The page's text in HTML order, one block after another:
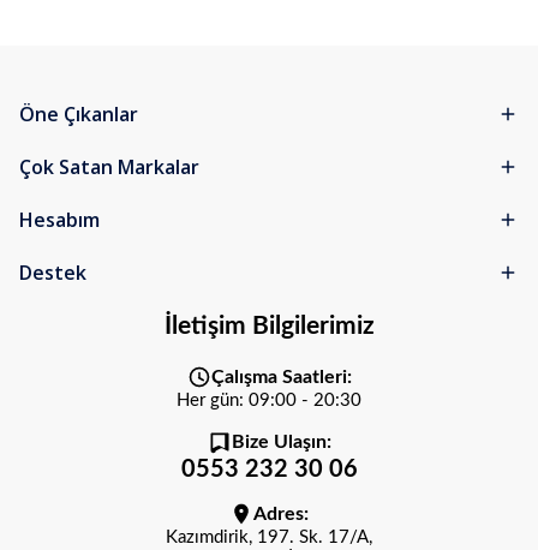
Öne Çıkanlar
Çok Satan Markalar
Hesabım
Destek
İletişim Bilgilerimiz
Çalışma Saatleri:
Her gün: 09:00 - 20:30
Bize Ulaşın:
0553 232 30 06
Adres:
Kazımdirik, 197. Sk. 17/A,